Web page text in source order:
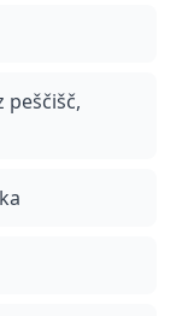
peščišč,